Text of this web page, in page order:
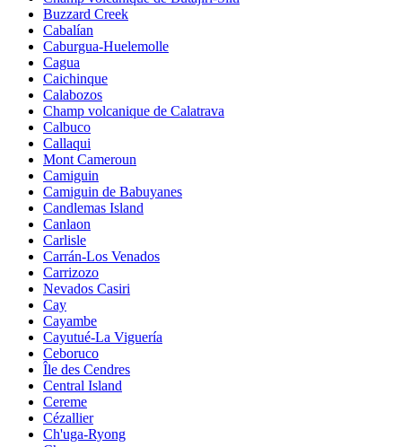
Buzzard Creek
Cabalían
Caburgua-Huelemolle
Cagua
Caichinque
Calabozos
Champ volcanique de Calatrava
Calbuco
Callaqui
Mont Cameroun
Camiguin
Camiguin de Babuyanes
Candlemas Island
Canlaon
Carlisle
Carrán-Los Venados
Carrizozo
Nevados Casiri
Cay
Cayambe
Cayutué-La Viguería
Ceboruco
Île des Cendres
Central Island
Cereme
Cézallier
Ch'uga-Ryong